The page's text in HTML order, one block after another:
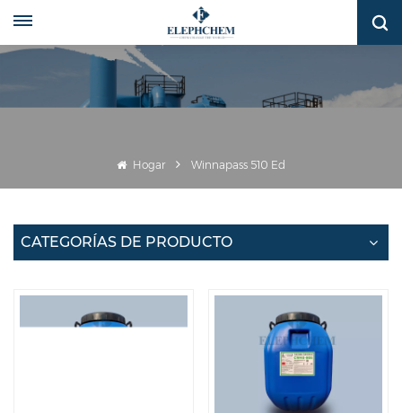
Hogar Winnapass 510 Ed
CATEGORÍAS DE PRODUCTO